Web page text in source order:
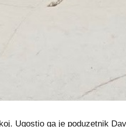
Ugostio ga je poduzetnik